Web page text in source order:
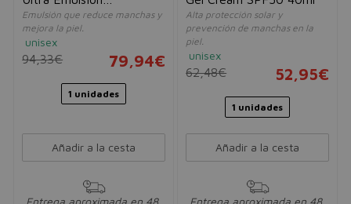
Despigmentante 30ml
Emulsión que reduce manchas y
mejora la piel.
unisex
94,33€ 79,94€
1 unidades
Añadir a la cesta
Alta protección solar y
prevención de manchas en la
piel.
unisex
62,48€ 52,95€
1 unidades
Añadir a la cesta